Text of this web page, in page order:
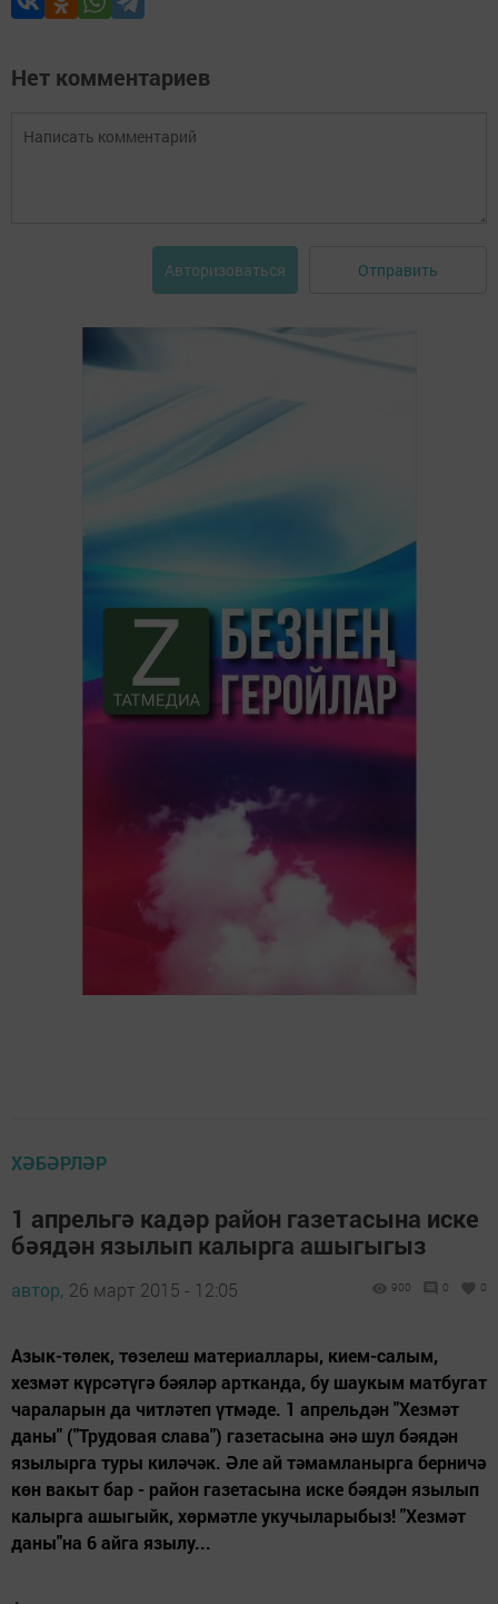
Нет комментариев
Авторизоваться Отправить
ХӘБӘРЛӘР
1 апрельгә кадәр район газетасына иске
бәядән язылып калырга ашыгыгыз
автор, 26 март 2015 - 12:05 900 0 0
Азык-төлек, төзелеш материаллары, кием-салым,
хезмәт күрсәтүгә бәяләр артканда, бу шаукым матбугат
чараларын да читләтеп үтмәде. 1 апрельдән "Хезмәт
даны" ("Трудовая слава") газетасына әнә шул бәядән
язылырга туры киләчәк. Әле ай тәмамланырга берничә
көн вакыт бар - район газетасына иске бәядән язылып
калырга ашыгыйк, хөрмәтле укучыларыбыз! "Хезмәт
даны"на 6 айга язылу...